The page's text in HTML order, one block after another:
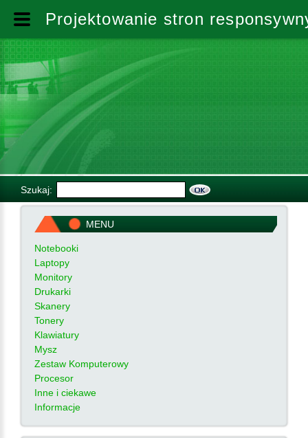
Szukaj:
MENU
Notebooki
Laptopy
Monitory
Drukarki
Skanery
Tonery
Klawiatury
Mysz
Zestaw Komputerowy
Procesor
Inne i ciekawe
Informacje
Projektowanie stron